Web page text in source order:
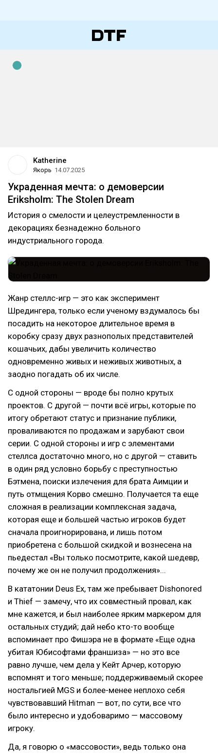
Katherine
Якорь 14.07.2025
Украденная мечта: о демоверсии
Eriksholm: The Stolen Dream
История о смелости и целеустремленности в
декорациях безнадежно больного
индустриального города.
Жанр стеллс-игр — это как эксперимент
Шредингера, только если ученому вздумалось бы
посадить на некоторое длительное время в
коробку сразу двух разнополых представителей
кошачьих, дабы увеличить количество
одновременно живых и неживых животных, а
заодно погадать об их числе.
С одной стороны — вроде бы полно крутых
проектов. С другой — почти всё игры, которые по
итогу обретают статус и признание публики,
проваливаются по продажам и зарубают свои
серии. С одной стороны и игр с элементами
стеллса достаточно много, но с другой — ставить
в один ряд условно борьбу с преступностью
Бэтмена, поиски излечения для брата Аимции и
путь отмщения Корво смешно. Получается та еще
сложная в реализации комплексная задача,
которая еще и большей частью игроков будет
сначала проигнорирована, и лишь потом
приобретена с большой скидкой и вознесена на
пьедестал «Вы только посмотрите, какой шедевр,
почему же он не получил продолжения»...
В кататонии Deus Ex, там же пребывает Dishonored
и Thief — замечу, что их совместный провал, как
мне кажется, и был наиболее ярким маркером для
остальных студий; дай небо кто-то вообще
вспоминает про Фишэра не в формате «Еще одна
убитая Юбисофтами франшиза» — но это все
равно лучше, чем дела у Кейт Арчер, которую
вспомнят и того меньше; поддерживаемый скорее
ностальгией MGS и более-менее неплохо себя
чувствовавший Hitman — вот, по сути, все что
было интересно и удобоваримо — массовому
игроку.
Да, я говорю о «массовости», ведь только она